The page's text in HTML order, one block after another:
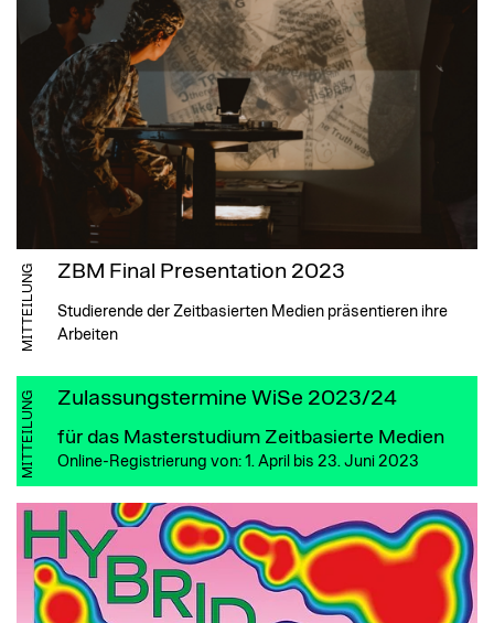
MITTEILUNG ZBM Final Presentation 2023
Studierende der Zeitbasierten Medien präsentieren ihre
Arbeiten
MITTEILUNG Zulassungstermine WiSe 2023/24
für das Masterstudium Zeitbasierte Medien
Online-Registrierung von: 1. April bis 23. Juni 2023